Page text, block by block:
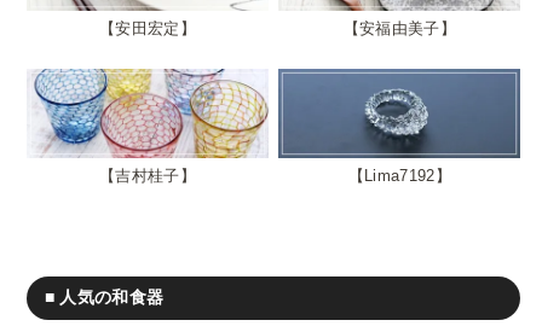
安田宏定 安福由美子
吉村桂子 Lima7192
■ 人気の和食器